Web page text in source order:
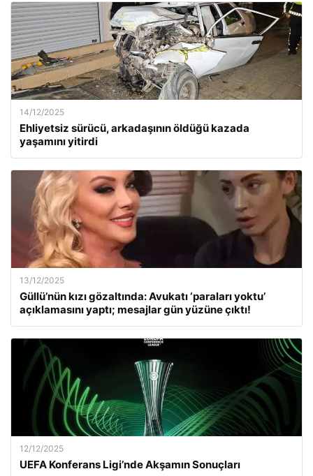
14/12/2025
Ehliyetsiz sürücü, arkadaşının öldüğü kazada
yaşamını yitirdi
13/12/2025
Güllü’nün kızı gözaltında: Avukatı ‘paraları yoktu’
açıklamasını yaptı; mesajlar gün yüzüne çıktı!
12/12/2025
UEFA Konferans Ligi’nde Akşamın Sonuçları